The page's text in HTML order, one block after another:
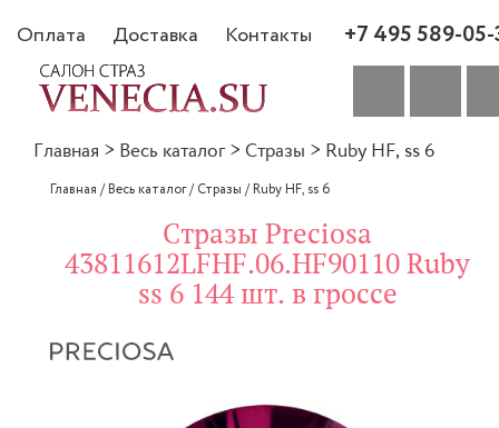
Оплата Доставка Контакты +7 495 589-
Главная > Весь каталог > Стразы > Ruby HF, ss 6
Главная /Весь каталог/Стразы /Ruby HF, ss 6
Стразы Preciosa
43811612LFHF.06.HF90110 Ruby
ss 6 144 шт. в гроссе